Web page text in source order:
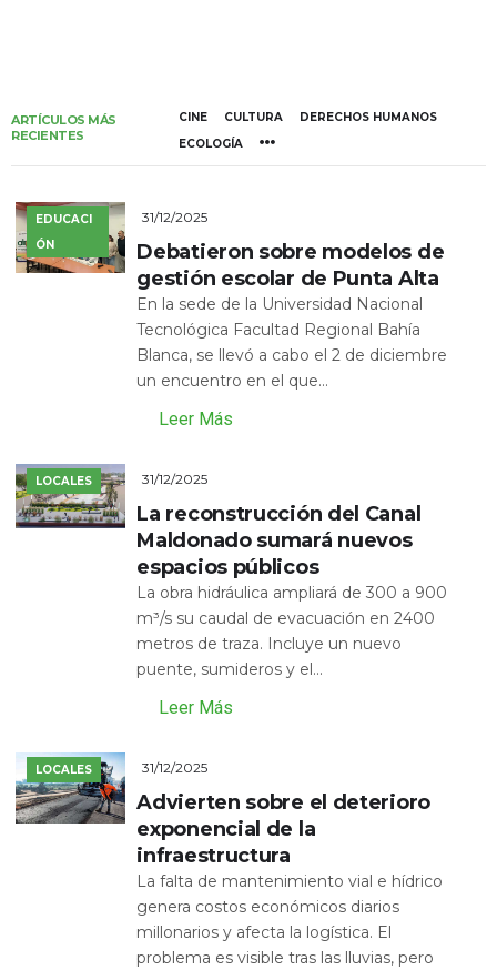
ARTÍCULOS MÁS
RECIENTES
CINE CULTURA
DERECHOS HUMANOS
ECOLOGÍA
EDUCACI
ÓN
31/12/2025
Debatieron sobre modelos de
gestión escolar de Punta Alta
En la sede de la Universidad Nacional
Tecnológica Facultad Regional Bahía
Blanca, se llevó a cabo el 2 de diciembre
un encuentro en el que...
Leer Más
LOCALES 31/12/2025
La reconstrucción del Canal
Maldonado sumará nuevos
espacios públicos
La obra hidráulica ampliará de 300 a 900
m³/s su caudal de evacuación en 2400
metros de traza. Incluye un nuevo
puente, sumideros y el...
Leer Más
LOCALES 31/12/2025
Advierten sobre el deterioro
exponencial de la
infraestructura
La falta de mantenimiento vial e hídrico
genera costos económicos diarios
millonarios y afecta la logística. El
problema es visible tras las lluvias, pero